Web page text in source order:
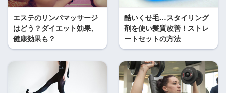
エステのリンパマッサージ
はどう？ダイエット効果、
健康効果も？
酷いくせ毛…スタイリング
剤を使い髪質改善！ストレ
ートセットの方法